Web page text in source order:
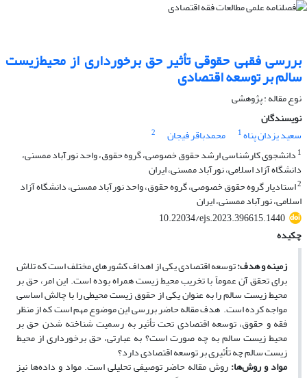
بررسی فقهی حقوقی تأثیر حق برخورداری از محیط‌زیست
سالم بر توسعه اقتصادی
نوع مقاله : پژوهشی
نویسندگان
سعید یزدان پناه1 محمدباقر فیجان
2
1 دانشجوی کارشناسی ارشد حقوق خصوصی، گروه حقوق، واحد نورآباد ممسنی،
دانشگاه آزاد اسلامی، نورآباد ممسنی، ایران
2استادیار گروه حقوق خصوصی، گروه حقوق، واحد نورآباد ممسنی، دانشگاه آزاد
اسلامی، نورآباد ممسنی، ایران
10.22034/ejs.2023.396615.1440
چکیده
زمینه و هدف:توسعه اقتصادی یکی از اهداف کشورهای مختلف است که تلاش
برای تحقق آن عموماً با تخریب محیط ‌زیست همراه بوده است. این امر، حق بر
محیط‌ زیست سالم را به‌ عنوان یکی از حقوق زیست‌ محیطی را با چالش اساسی
مواجه کرده است. هدف مقاله حاضر بررسی این موضوع مهم است که از منظر
فقه و حقوق، توسعه اقتصادی تحت تأثیر به رسمیت شناخته شدن حق بر
محیط ‌زیست سالم به چه صورت است؟ به عبارتی، حق برخورداری از محیط
‌زیست سالم چه تأثیری بر توسعه اقتصادی دارد؟
مواد و روش‌ها:روش مقاله حاضر توصیفی تحلیلی است. مواد و داده‌ها نیز